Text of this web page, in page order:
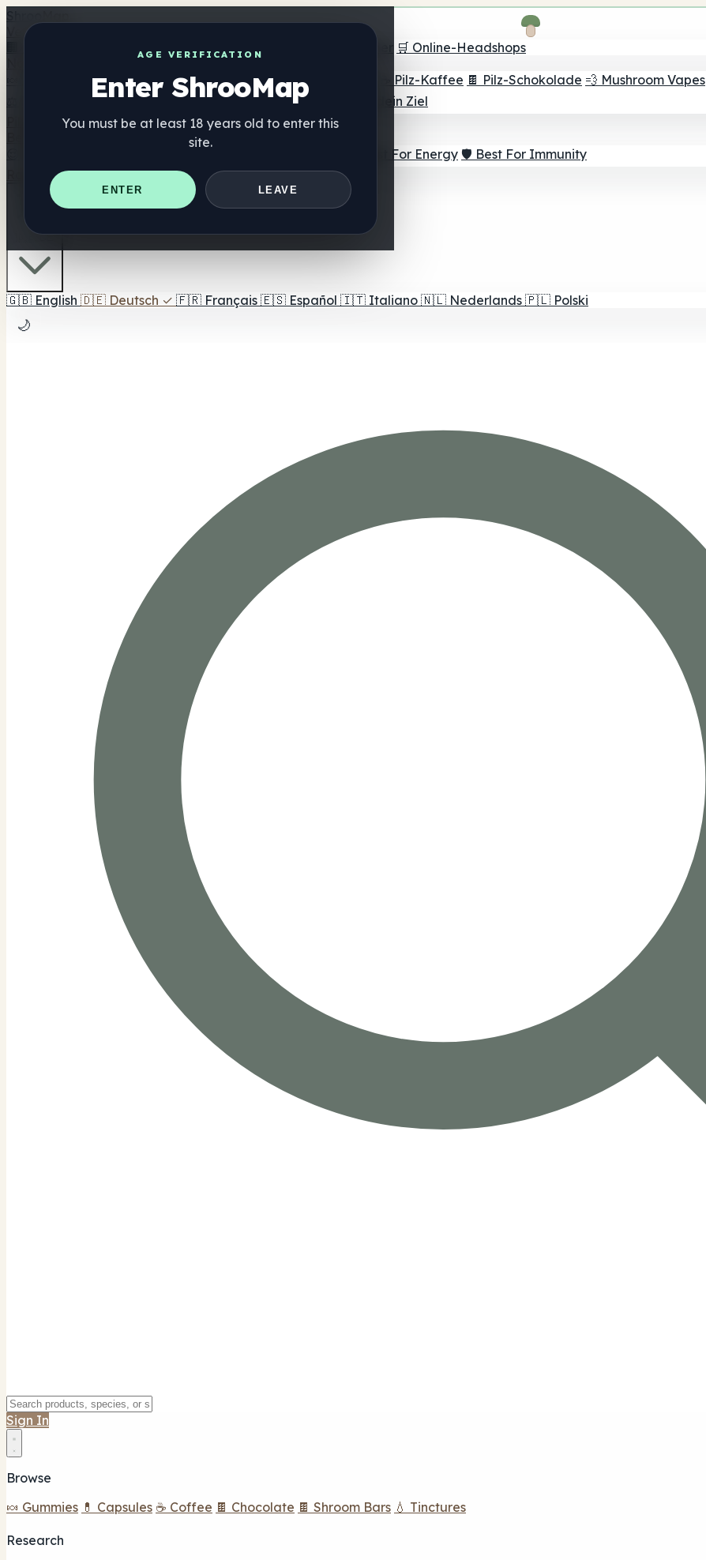
AGE VERIFICATION
Enter ShrooMap
You must be at least 18 years old to enter this
site.
ENTER LEAVE
Verzeichnis
📍 Headshop-Finder
🛒 Online-Headshops
🍬 Pilz-Gummis 💊 Pilz-Kapseln 💧 Pilz-Tinkturen 🫙 Pilz-Pulver ☕ Pilz-Kaffee 🍫 Pilz-Schokolade 💨 Mushroom Vapes
⚖️ Produkte vergleichen 💰 Angebote & Rabatte 🎯 Beste für dein Ziel
⚡ Best For Energy 🛡️ Best For Immunity
Ratgeber Quiz Blog In der Nähe
🇩🇪 DE
🇬🇧 English 🇩🇪 Deutsch ✓ 🇫🇷 Français 🇪🇸 Español 🇮🇹 Italiano 🇳🇱 Nederlands 🇵🇱 Polski
🌙
Sign In
Browse
🍬 Gummies 💊 Capsules ☕ Coffee 🍫 Chocolate 🍫 Shroom Bars 💧 Tinctures
Research